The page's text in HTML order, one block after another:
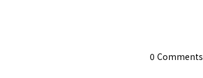
0 Comments